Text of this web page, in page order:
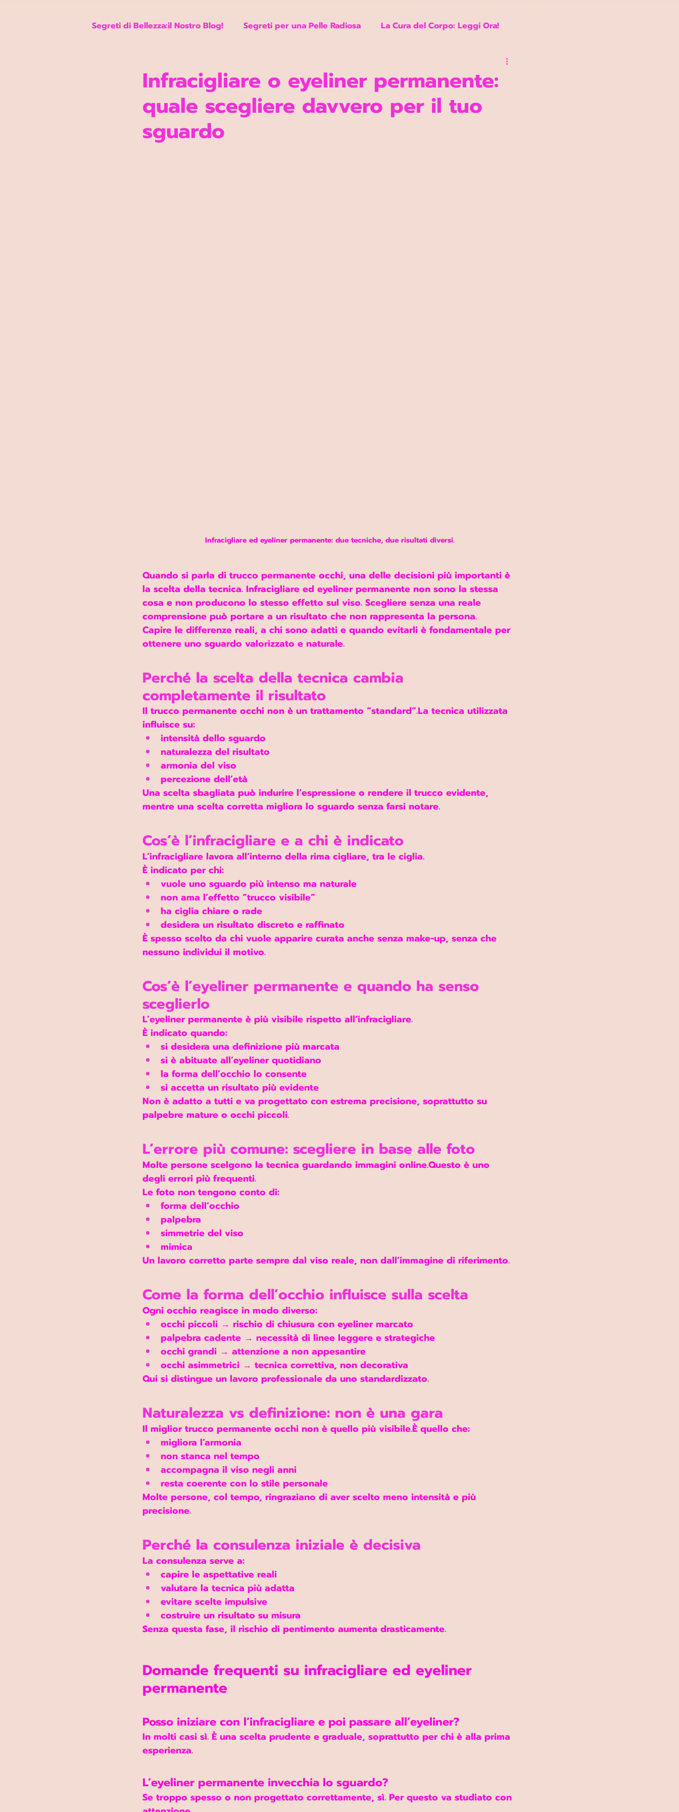
Segreti di Bellezza:il Nostro Blog! Segreti per una Pelle Radiosa La Cura del Corpo: Leggi Ora!
Infracigliare o eyeliner permanente:
quale scegliere davvero per il tuo
sguardo
Infracigliare ed eyeliner permanente: due tecniche, due risultati diversi.
Quando si parla di trucco permanente occhi, una delle decisioni più importanti è
la scelta della tecnica. Infracigliare ed eyeliner permanente non sono la stessa
cosa e non producono lo stesso effetto sul viso. Scegliere senza una reale
comprensione può portare a un risultato che non rappresenta la persona.
Capire le differenze reali, a chi sono adatti e quando evitarli è fondamentale per
ottenere uno sguardo valorizzato e naturale.
Perché la scelta della tecnica cambia
completamente il risultato
Il trucco permanente occhi non è un trattamento “standard”.La tecnica utilizzata
influisce su:
intensità dello sguardo
naturalezza del risultato
armonia del viso
percezione dell’età
Una scelta sbagliata può indurire l’espressione o rendere il trucco evidente,
mentre una scelta corretta migliora lo sguardo senza farsi notare.
Cos’è l’infracigliare e a chi è indicato
L’infracigliare lavora all’interno della rima cigliare, tra le ciglia.
È indicato per chi:
vuole uno sguardo più intenso ma naturale
non ama l’effetto “trucco visibile”
ha ciglia chiare o rade
desidera un risultato discreto e raffinato
È spesso scelto da chi vuole apparire curata anche senza make-up, senza che
nessuno individui il motivo.
Cos’è l’eyeliner permanente e quando ha senso
sceglierlo
L’eyeliner permanente è più visibile rispetto all’infracigliare.
È indicato quando:
si desidera una definizione più marcata
si è abituate all’eyeliner quotidiano
la forma dell’occhio lo consente
si accetta un risultato più evidente
Non è adatto a tutti e va progettato con estrema precisione, soprattutto su
palpebre mature o occhi piccoli.
L’errore più comune: scegliere in base alle foto
Molte persone scelgono la tecnica guardando immagini online.Questo è uno
degli errori più frequenti.
Le foto non tengono conto di:
forma dell’occhio
palpebra
simmetrie del viso
mimica
Un lavoro corretto parte sempre dal viso reale, non dall’immagine di riferimento.
Come la forma dell’occhio influisce sulla scelta
Ogni occhio reagisce in modo diverso:
occhi piccoli → rischio di chiusura con eyeliner marcato
palpebra cadente → necessità di linee leggere e strategiche
occhi grandi → attenzione a non appesantire
occhi asimmetrici → tecnica correttiva, non decorativa
Qui si distingue un lavoro professionale da uno standardizzato.
Naturalezza vs definizione: non è una gara
Il miglior trucco permanente occhi non è quello più visibile.È quello che:
migliora l’armonia
non stanca nel tempo
accompagna il viso negli anni
resta coerente con lo stile personale
Molte persone, col tempo, ringraziano di aver scelto meno intensità e più
precisione.
Perché la consulenza iniziale è decisiva
La consulenza serve a:
capire le aspettative reali
valutare la tecnica più adatta
evitare scelte impulsive
costruire un risultato su misura
Senza questa fase, il rischio di pentimento aumenta drasticamente.
Domande frequenti su infracigliare ed eyeliner
permanente
Posso iniziare con l’infracigliare e poi passare all’eyeliner?
In molti casi sì. È una scelta prudente e graduale, soprattutto per chi è alla prima
esperienza.
L’eyeliner permanente invecchia lo sguardo?
Se troppo spesso o non progettato correttamente, sì. Per questo va studiato con